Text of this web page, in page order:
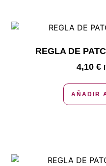
REGLA DE
4,10 €
AÑADIR